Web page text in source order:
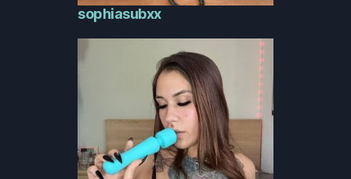
sophiasubxx